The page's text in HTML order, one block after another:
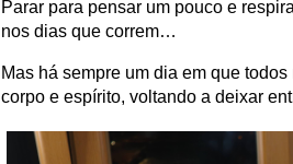
Parar para pensar um pouco e
nos dias que correm…
Mas há sempre um dia em que
corpo e espírito, voltando a deixar